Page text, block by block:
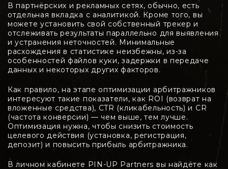
В партнёрских и рекламных сетях, обычно, есть
отдельная вкладка с аналитикой. Кроме того, вы
можете установить свой собственный трекер и
отслеживать результаты параллельно для выявления
и устранения неточностей. Минимальные
расхождения в статистике неизбежны, из-за
особенностей файлов куки, задержки в передаче
данных и некоторых других факторов.
Как правило, на этапе оптимизации арбитражников
интересуют такие показатели, как ROI (возврат на
вложенные средства), CTR (кликабельность) и CR
(частота конверсии) — чем выше, тем лучше.
Оптимизация нужна, чтобы снизить стоимость
целевого действия (установка, регистрация,
депозит) и повысить прибыль арбитражника.
В личном кабинете PIN-UP Partners вы найдёте как